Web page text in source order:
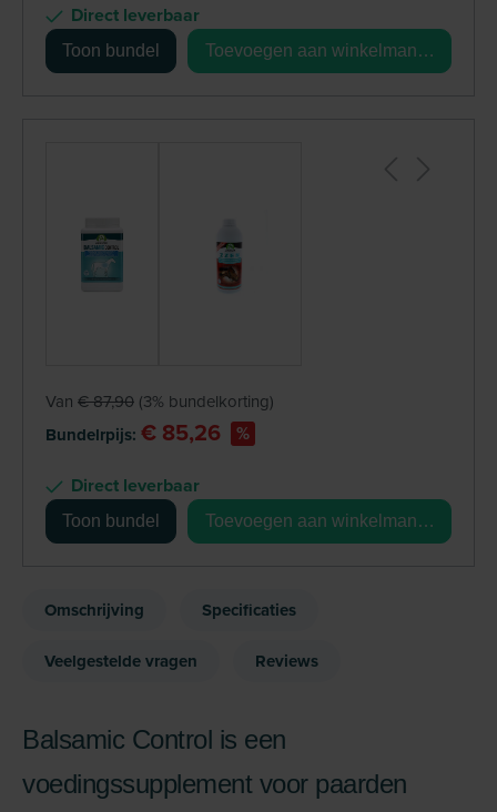
Direct leverbaar
Toon bundel Toevoegen aan winkelmandje
Van € 87,90 (3% bundelkorting)
Bundelrpijs: € 85,26 %
Direct leverbaar
Toon bundel Toevoegen aan winkelmandje
Omschrijving Specificaties
Veelgestelde vragen Reviews
Balsamic Control is een
voedingssupplement voor paarden